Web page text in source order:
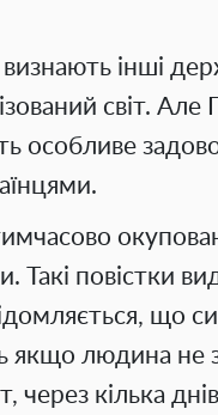
інші
світ. Але
особливе
Такі повістки
що
якщо людина не
через кілька